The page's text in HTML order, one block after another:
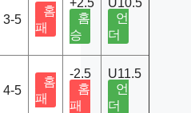
3-5
홈
패
+2.5
홈
승
U10.5
언
더
4-5
홈
패
-2.5
홈
패
U11.5
언
더